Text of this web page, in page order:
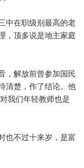
中在职级别最高的老
，顶多说是地主家庭
，解放前曾参加国民
清楚，作了结论。他
我们年轻教师也是
也不过十来岁，是富